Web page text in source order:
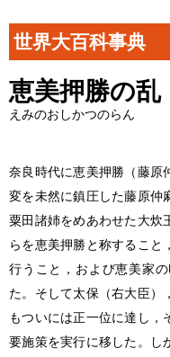
世界大百科事典
恵美押勝の乱
えみのおしかつのらん
奈良時代に恵美押勝（藤原
変を未然に鎮圧した藤原仲
粟田諸姉をめあわせた大炊
らを恵美押勝と称すること
行うこと，および恵美家
た。そして太保（右大臣）
もついには正一位に達し，
要施策を実行に移した。し